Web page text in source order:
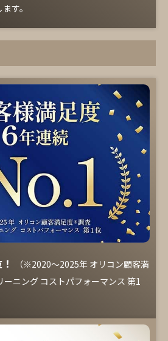
す。
（※2020～2025年 オリコン顧客満
ニング コストパフォーマンス 第1